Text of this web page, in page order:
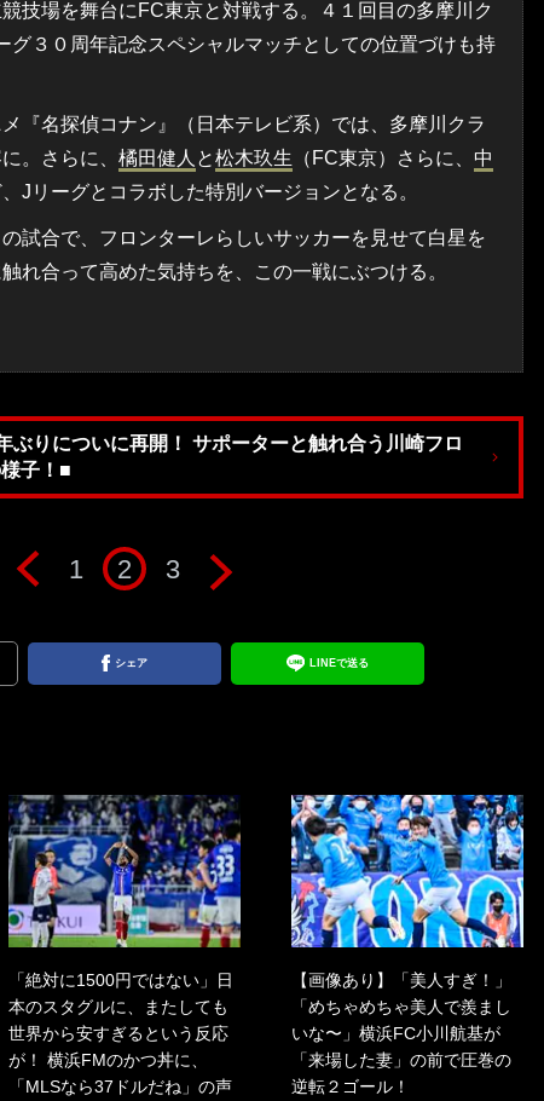
技場を舞台にFC東京と対戦する。４１回目の多摩川ク
グ３０周年記念スペシャルマッチとしての位置づけも持
『名探偵コナン』（日本テレビ系）では、多摩川クラ
。さらに、 橘田健人 と松木玖生 （FC東京）さらに、 中
Jリーグとコラボした特別バージョンとなる。
試合で、フロンターレらしいサッカーを見せて白星を
れ合って高めた気持ちを、この一戦にぶつける。
ぶりについに再開！ サポーターと触れ合う川崎フロ
子！■
1 2 3
シェア LINEで送る
「絶対に1500円ではない」日
本のスタグルに、またしても
世界から安すぎるという反応
が！ 横浜FMのかつ丼に、
「MLSなら37ドルだね」の声
【画像あり】「美人すぎ！」
「めちゃめちゃ美人で羨まし
いな〜」横浜FC小川航基が
「来場した妻」の前で圧巻の
逆転２ゴール！